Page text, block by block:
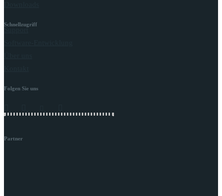
Schnellzugriff
Support
Folgen Sie uns
Partner